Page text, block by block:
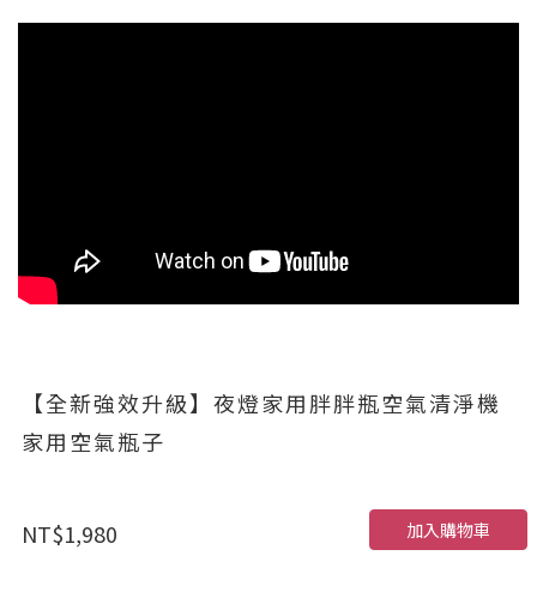
【全新強效升級】夜燈家用胖胖瓶空氣清淨機
家用空氣瓶子
NT$1,980 加入購物車